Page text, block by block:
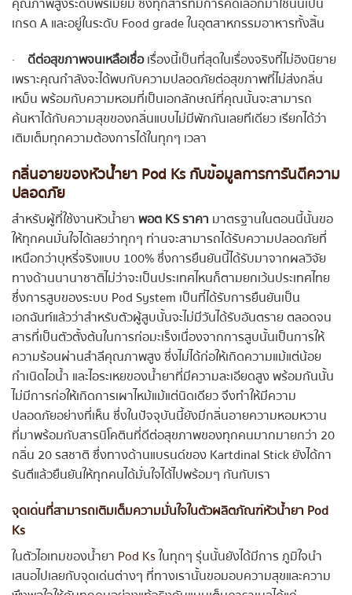
เกรด A และอยู่ในระดับ Food grade ในอุตสาหกรรมอาหารทั้งสิ้น
· ดีต่อสุขภาพจนเหลือเชื่อเรื่องนี้เป็นที่สุดในเรื่องจริงที่ไม่อิงนิยาย
เพราะคุณกำลังจะได้พบกับความปลอดภัยต่อสุขภาพที่ไม่ส่งกลิ่น
เหม็น พร้อมกับความหอมที่เป็นเอกลักษณ์ที่คุณนั้นจะสามารถ
ค้นหาได้กับความสุขของกลิ่นแบบไม่มีพักกันเลยทีเดียว เรียกได้ว่า
เติมเต็มทุกความต้องการได้ในทุกๆ เวลา
กลิ่นอายของหัวน้ำยา Pod Ks กับข้อมูลการการันตีความ
ปลอดภัย
สำหรับผู้ที่ใช้งานหัวน้ำยาพอต KS ราคา มาตรฐานในตอนนี้นั้นขอ
ให้ทุกคนมั่นใจได้เลยว่าทุกๆ ท่านจะสามารถได้รับความปลอดภัยที่
เหนือกว่าบุหรี่จริงแบบ 100% ซึ่งการยืนยันนี้ได้รับมาจากผลวิจัย
ทางด้านนานาชาติไม่ว่าจะเป็นประเทศไหนก็ตามยกเว้นประเทศไทย
ซึ่งการสูบของระบบ Pod System เป็นที่ได้รับการยืนยันเป็น
เอกฉันท์แล้วว่าสำหรับตัวผู้สูบนั้นจะไม่มีวันได้รับอันตราย ตลอดจน
สารที่เป็นตัวตั้งต้นในการก่อมะเร็งเนื่องจากการสูบนั้นเป็นการให้
ความร้อนผ่านสำลีคุณภาพสูง ซึ่งไม่ได้ก่อให้เกิดความแม้แต่น้อย
กำเนิดไอน้ำ และไอระเหยของน้ำยาที่มีความละเอียดสูง พร้อมกันนั้น
ไม่มีการก่อให้เกิดการเผาไหม้แม้แต่นิดเดียว จึงทำให้มีความ
ปลอดภัยอย่างที่เห็น ซึ่งในปัจจุบันนี้ยังมีกลิ่นอายความหอมหวาน
ที่มาพร้อมกับสารนิโคตินที่ดีต่อสุขภาพของทุกคนมากมายกว่า 20
กลิ่น 20 รสชาติ ซึ่งทางด้านแบรนด์ของ Kartdinal Stick ยังได้กา
รันตีแล้วยืนยันให้ทุกคนได้มั่นใจได้ไปพร้อมๆ กันกับเรา
จุดเด่นที่สามารถเติมเต็มความมั่นใจในตัวผลิตภัณฑ์หัวน้ำยา Pod
Ks
ในตัวไอเทมของน้ำยา Pod Ksในทุกๆ รุ่นนั้นยังได้มีการ ภูมิใจนำ
เสนอไปเลยกับจุดเด่นต่างๆ ที่ทางเรานั้นขอมอบความสุขและความ